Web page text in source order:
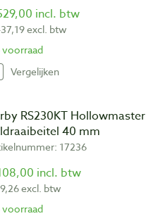
incl. btw
excl. btw
voorraad
Vergelijken
RS230KT Hollowmaster
40 mm
17236
incl. btw
excl. btw
voorraad